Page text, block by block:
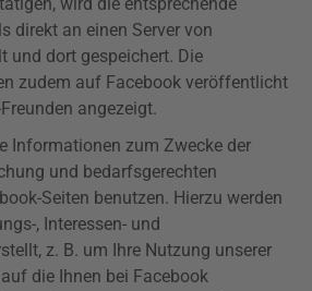
direkt an einen Server von
und dort gespeichert. Die
zudem auf Facebook veröffentlicht
angezeigt.
Informationen zum Zwecke der
und bedarfsgerechten
Seiten benutzen. Hierzu werden
, Interessen- und
z. B. um Ihre Nutzung unserer
die Ihnen bei Facebook